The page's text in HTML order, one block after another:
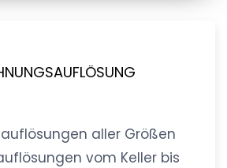
aller Größen
vom Keller bis